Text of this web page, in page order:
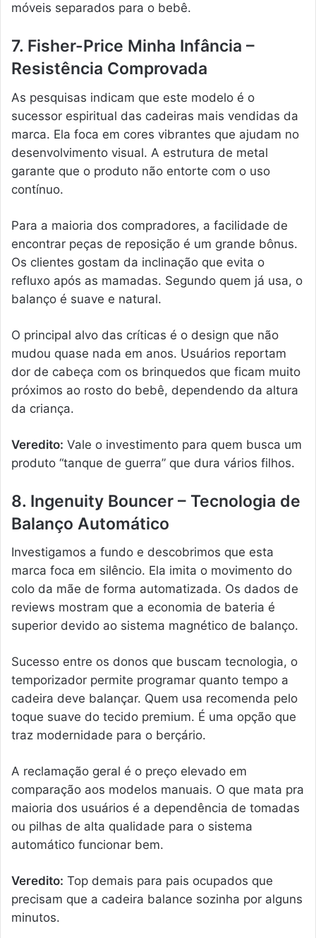
móveis separados para o bebê.
7. Fisher-Price Minha Infância –
Resistência Comprovada
As pesquisas indicam que este modelo é o
sucessor espiritual das cadeiras mais vendidas da
marca. Ela foca em cores vibrantes que ajudam no
desenvolvimento visual. A estrutura de metal
garante que o produto não entorte com o uso
contínuo.
Para a maioria dos compradores, a facilidade de
encontrar peças de reposição é um grande bônus.
Os clientes gostam da inclinação que evita o
refluxo após as mamadas. Segundo quem já usa, o
balanço é suave e natural.
O principal alvo das críticas é o design que não
mudou quase nada em anos. Usuários reportam
dor de cabeça com os brinquedos que ficam muito
próximos ao rosto do bebê, dependendo da altura
da criança.
Veredito: Vale o investimento para quem busca um
produto “tanque de guerra” que dura vários filhos.
8. Ingenuity Bouncer – Tecnologia de
Balanço Automático
Investigamos a fundo e descobrimos que esta
marca foca em silêncio. Ela imita o movimento do
colo da mãe de forma automatizada. Os dados de
reviews mostram que a economia de bateria é
superior devido ao sistema magnético de balanço.
Sucesso entre os donos que buscam tecnologia, o
temporizador permite programar quanto tempo a
cadeira deve balançar. Quem usa recomenda pelo
toque suave do tecido premium. É uma opção que
traz modernidade para o berçário.
A reclamação geral é o preço elevado em
comparação aos modelos manuais. O que mata pra
maioria dos usuários é a dependência de tomadas
ou pilhas de alta qualidade para o sistema
automático funcionar bem.
Veredito: Top demais para pais ocupados que
precisam que a cadeira balance sozinha por alguns
minutos.